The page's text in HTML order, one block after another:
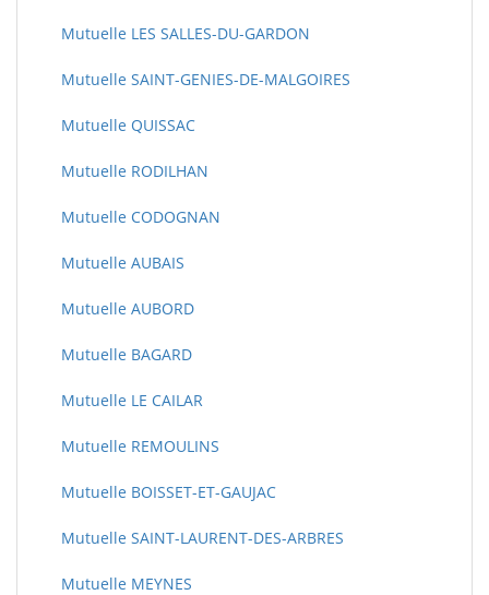
Mutuelle LES SALLES-DU-GARDON
Mutuelle SAINT-GENIES-DE-MALGOIRES
Mutuelle QUISSAC
Mutuelle RODILHAN
Mutuelle CODOGNAN
Mutuelle AUBAIS
Mutuelle AUBORD
Mutuelle BAGARD
Mutuelle LE CAILAR
Mutuelle REMOULINS
Mutuelle BOISSET-ET-GAUJAC
Mutuelle SAINT-LAURENT-DES-ARBRES
Mutuelle MEYNES